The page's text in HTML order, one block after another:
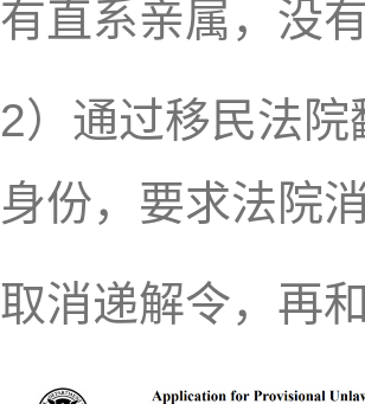
有直系亲属，没
2）通过移民法
身份，要求法院
取消递解令，再